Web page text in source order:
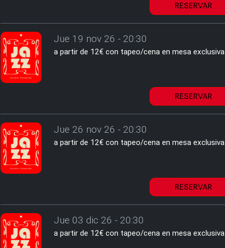
RESERVAR
Jue 19 nov 26 - 20:30
a partir de 12€ con tapeo/cena en mesa exclusiva
RESERVAR
Jue 26 nov 26 - 20:30
a partir de 12€ con tapeo/cena en mesa exclusiva
RESERVAR
Jue 03 dic 26 - 20:30
a partir de 12€ con tapeo/cena en mesa exclusiva